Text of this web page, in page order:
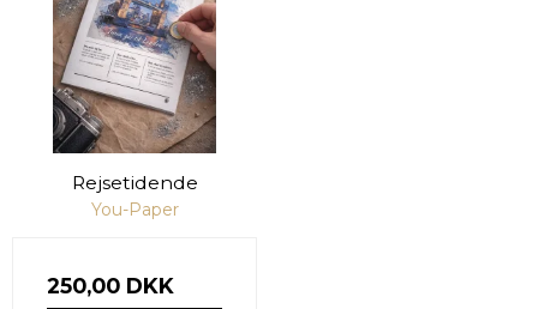
Rejsetidende
You-Paper
250,00 DKK